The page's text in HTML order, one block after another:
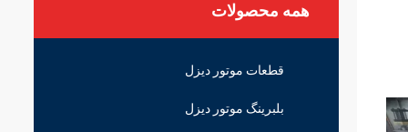
همه محصولات
قطعات موتور دیزل
بلبرینگ موتور دیزل